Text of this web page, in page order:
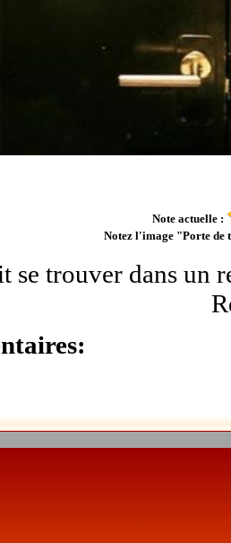
Note actuelle :
Notez l'image "Porte
se trouver dans un